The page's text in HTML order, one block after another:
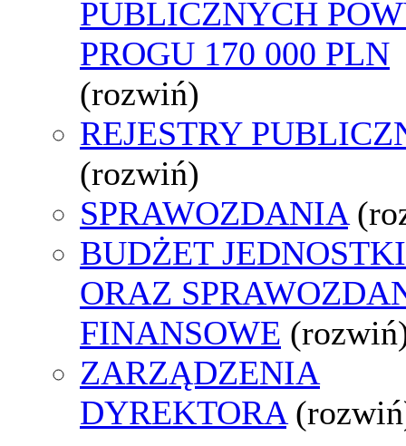
PUBLICZNYCH
PROGU 170 000 PLN
(rozwiń)
REJESTRY
(rozwiń)
SPRAWOZDANIA
BUDŻET JEDNOSTKI
ORAZ
FINANSOWE
ZARZĄDZENIA
DYREKTORA